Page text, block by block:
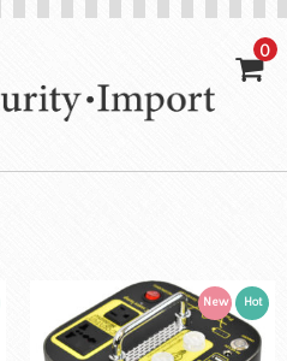
0
New Hot